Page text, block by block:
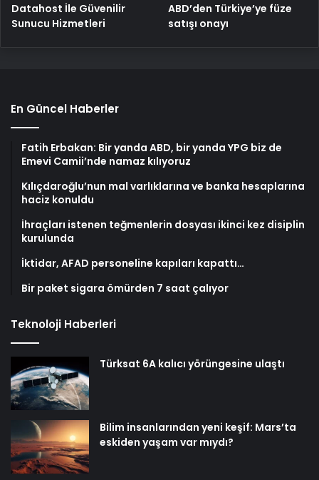
Datahost İle Güvenilir
Sunucu Hizmetleri
ABD’den Türkiye’ye füze
satışı onayı
En Güncel Haberler
Fatih Erbakan: Bir yanda ABD, bir yanda YPG biz de
Emevi Camii’nde namaz kılıyoruz
Kılıçdaroğlu’nun mal varlıklarına ve banka hesaplarına
haciz konuldu
İhraçları istenen teğmenlerin dosyası ikinci kez disiplin
kurulunda
İktidar, AFAD personeline kapıları kapattı…
Bir paket sigara ömürden 7 saat çalıyor
Teknoloji Haberleri
Türksat 6A kalıcı yörüngesine ulaştı
Bilim insanlarından yeni keşif: Mars’ta
eskiden yaşam var mıydı?